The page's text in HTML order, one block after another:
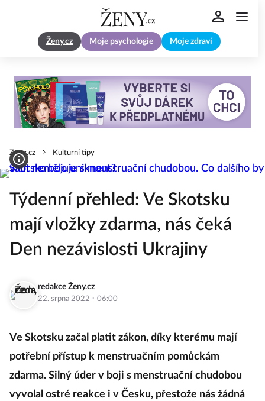
Ženy.cz Moje psychologie Moje zdraví
Zeny.cz Kulturní tipy
Týdenní přehled: Ve Skotsku
mají vložky zdarma, nás čeká
Den nezávislosti Ukrajiny
redakce Ženy.cz
22. srpna 2022 · 06:00
Ve Skotsku začal platit zákon, díky kterému mají
potřební přístup k menstruačním pomůckám
zdarma. Silný úder v boji s menstruační chudobou
vyvolal ostré reakce i v Česku, přestože nás žádná